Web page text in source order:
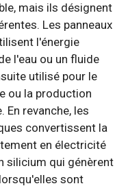
mais ils désignent
Les panneaux
l'énergie
l'eau ou un fluide
utilisé pour le
ou la production
En revanche, les
convertissent la
en électricité
silicium qui génèrent
sont